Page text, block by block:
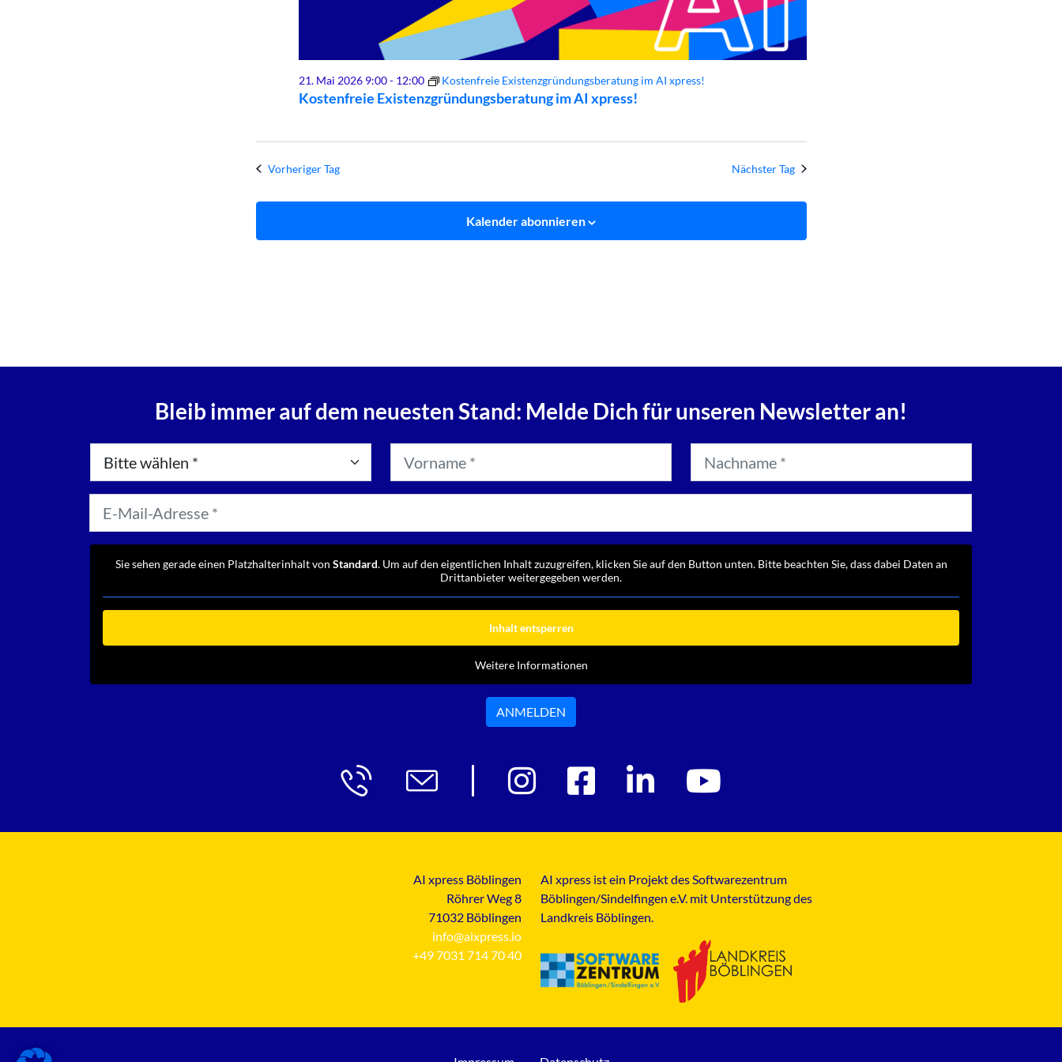
Kostenfreie Existenzgründungsberatung im AI xpress!
21. Mai 2026 9:00- 12:00 Kostenfreie Existenzgründungsberatung im AI xpress!
Vorheriger Tag Nächster Tag
Kalender abonnieren
Bleib immer auf dem neuesten Stand: Melde Dich für unseren Newsletter an!
Sie sehen gerade einen Platzhalterinhalt von Standard. Um auf den eigentlichen Inhalt zuzugreifen, klicken Sie auf den Button unten. Bitte beachten Sie, dass dabei Daten an
Drittanbieter weitergegeben werden.
Inhalt entsperren
Weitere Informationen
ANMELDEN
AI xpress Böblingen
Röhrer Weg 8
71032 Böblingen
info@aixpress.io
+49 7031 714 70 40
AI xpress ist ein Projekt des Softwarezentrum
Böblingen/Sindelfingen e.V. mit Unterstützung des
Landkreis Böblingen.